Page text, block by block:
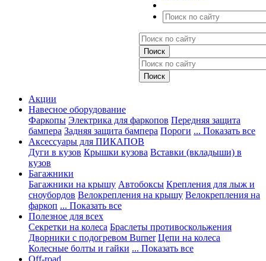
Акции
Навесное оборудование
Фаркопы Электрика для фаркопов Передняя защита
бампера Задняя защита бампера Пороги ... Показать все
Аксессуары для ПИКАПОВ
Дуги в кузов Крышки кузова Вставки (вкладыши) в
кузов
Багажники
Багажники на крышу Автобоксы Крепления для лыж и
сноубордов Велокрепления на крышу Велокрепления на
фаркоп ... Показать все
Полезное для всех
Секретки на колеса Браслеты противоскольжения
Дворники с подогревом Burner Цепи на колеса
Колесные болты и гайки ... Показать все
Off-road